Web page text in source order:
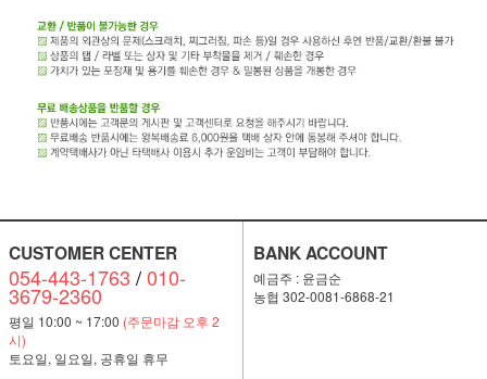
CUSTOMER CENTER
054-443-1763 /010-
3679-2360
평일 10:00 ~ 17:00 (주문마감 오후 2
시)
토요일, 일요일, 공휴일 휴무
BANK ACCOUNT
예금주 : 윤금순
농협 302-0081-6868-21